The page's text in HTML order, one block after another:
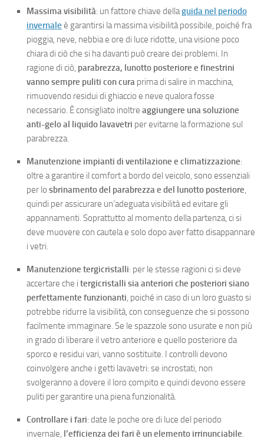
Massima visibilità: un fattore chiave dellaguida nel periodo
invernale è garantirsi la massima visibilità possibile, poiché fra
pioggia, neve, nebbia e ore di luce ridotte, una visione poco
chiara di ciò che si ha davanti può creare dei problemi. In
ragione di ciò, parabrezza, lunotto posteriore e finestrini
vanno sempre puliti con cura prima di salire in macchina,
rimuovendo residui di ghiaccio e neve qualora fosse
necessario. È consigliato inoltre aggiungere una soluzione
anti-gelo al liquido lavavetri per evitarne la formazione sul
parabrezza.
Manutenzione impianti di ventilazione e climatizzazione:
oltre a garantire il comfort a bordo del veicolo, sono essenziali
per lo sbrinamento del parabrezza e del lunotto posteriore,
quindi per assicurare un’adeguata visibilità ed evitare gli
appannamenti. Soprattutto al momento della partenza, ci si
deve muovere con cautela e solo dopo aver fatto disappannare
i vetri.
Manutenzione tergicristalli: per le stesse ragioni ci si deve
accertare che i tergicristalli sia anteriori che posteriori siano
perfettamente funzionanti, poiché in caso di un loro guasto si
potrebbe ridurre la visibilità, con conseguenze che si possono
facilmente immaginare. Se le spazzole sono usurate e non più
in grado di liberare il vetro anteriore e quello posteriore da
sporco e residui vari, vanno sostituite. I controlli devono
coinvolgere anche i getti lavavetri: se incrostati, non
svolgeranno a dovere il loro compito e quindi devono essere
puliti per garantire una piena funzionalità.
Controllare i fari: date le poche ore di luce del periodo
invernale, l’efficienza dei fari è un elemento irrinunciabile.